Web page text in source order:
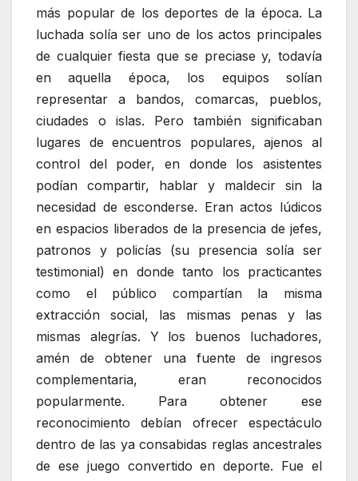
más popular de los deportes de la época. La
luchada solía ser uno de los actos principales
de cualquier fiesta que se preciase y, todavía
en aquella época, los equipos solían
representar a bandos, comarcas, pueblos,
ciudades o islas. Pero también significaban
lugares de encuentros populares, ajenos al
control del poder, en donde los asistentes
podían compartir, hablar y maldecir sin la
necesidad de esconderse. Eran actos lúdicos
en espacios liberados de la presencia de jefes,
patronos y policías (su presencia solía ser
testimonial) en donde tanto los practicantes
como el público compartían la misma
extracción social, las mismas penas y las
mismas alegrías. Y los buenos luchadores,
amén de obtener una fuente de ingresos
complementaria, eran reconocidos
popularmente. Para obtener ese
reconocimiento debían ofrecer espectáculo
dentro de las ya consabidas reglas ancestrales
de ese juego convertido en deporte. Fue el